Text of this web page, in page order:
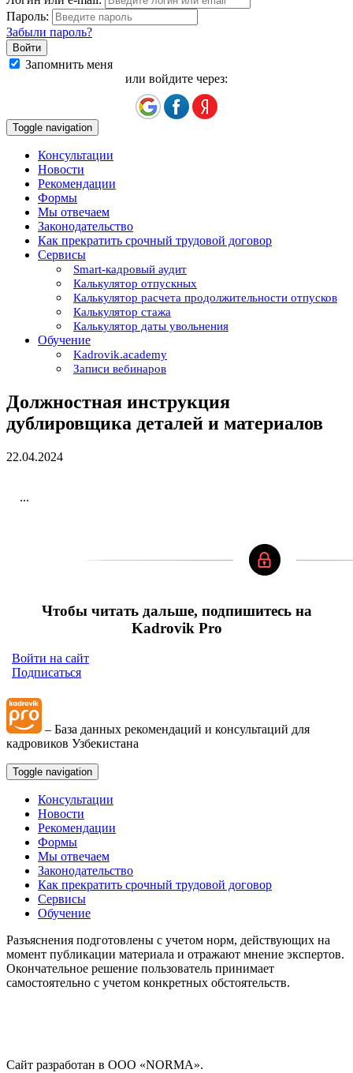
Пароль:
Забыли пароль?
Запомнить меня
или войдите через:
Toggle navigation
Консультации
Новости
Рекомендации
Формы
Мы отвечаем
Законодательство
Как прекратить срочный трудовой договор
Сервисы
Smart-кадровый аудит
Калькулятор отпускных
Калькулятор расчета продолжительности отпусков
Калькулятор стажа
Калькулятор даты увольнения
Обучение
Kadrovik.academy
Записи вебинаров
Должностная инструкция
дублировщика деталей и материалов
22.04.2024
...
Чтобы читать дальше, подпишитесь на
Kadrovik Pro
Войти на сайт
Подписаться
– База данных рекомендаций и консультаций для
кадровиков Узбекистана
Toggle navigation
Консультации
Новости
Рекомендации
Формы
Мы отвечаем
Законодательство
Как прекратить срочный трудовой договор
Сервисы
Обучение
Разъяснения подготовлены с учетом норм, действующих на
момент публикации материала и отражают мнение экспертов.
Окончательное решение пользователь принимает
самостоятельно с учетом конкретных обстоятельств.
Сайт разработан в ООО «NORMA».